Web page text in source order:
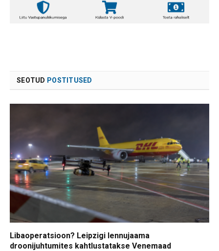
SEOTUD POSTITUSED
Libaoperatsioon? Leipzigi lennujaama
droonijuhtumites kahtlustatakse Venemaad